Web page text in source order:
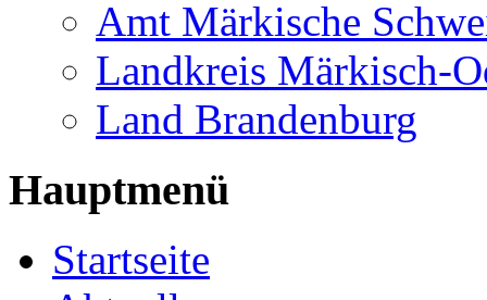
Amt Märkische
Landkreis Märkisch-
Land Brandenburg
Hauptmenü
Startseite